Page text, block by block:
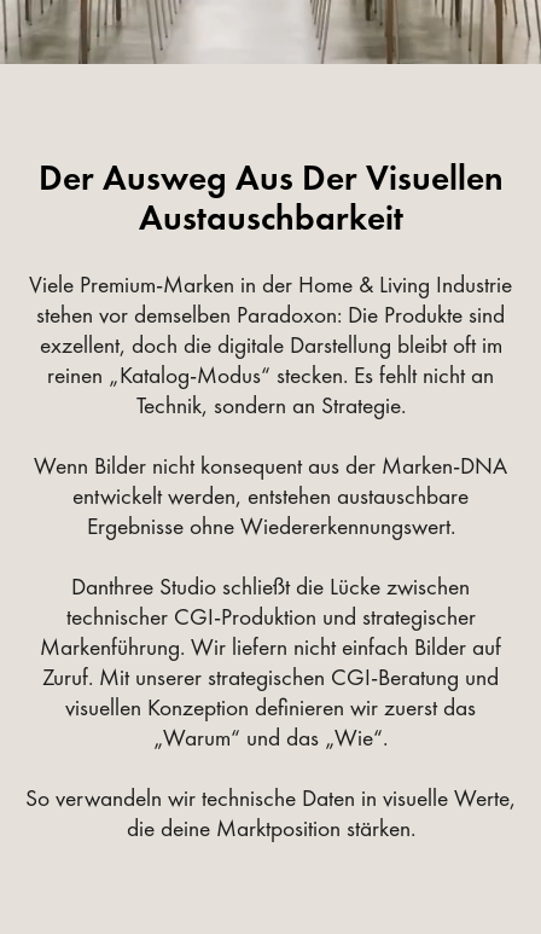
Der Ausweg Aus Der Visuellen
Austauschbarkeit
Viele Premium-Marken in der Home & Living Industrie
stehen vor demselben Paradoxon: Die Produkte sind
exzellent, doch die digitale Darstellung bleibt oft im
reinen „Katalog-Modus“ stecken. Es fehlt nicht an
Technik, sondern an Strategie.
Wenn Bilder nicht konsequent aus der Marken-DNA
entwickelt werden, entstehen austauschbare
Ergebnisse ohne Wiedererkennungswert.
Danthree Studio schließt die Lücke zwischen
technischer CGI-Produktion und strategischer
Markenführung. Wir liefern nicht einfach Bilder auf
Zuruf. Mit unserer strategischen CGI-Beratung und
visuellen Konzeption definieren wir zuerst das
„Warum“ und das „Wie“.
So verwandeln wir technische Daten in visuelle Werte,
die deine Marktposition stärken.